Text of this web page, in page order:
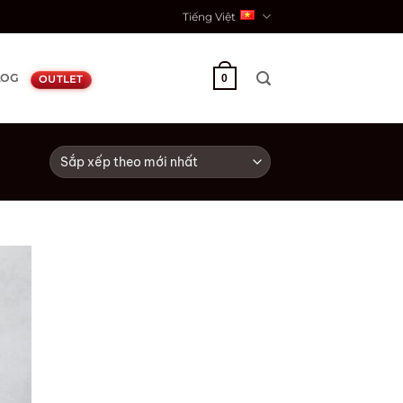
Tiếng Việt
OUTLET 0